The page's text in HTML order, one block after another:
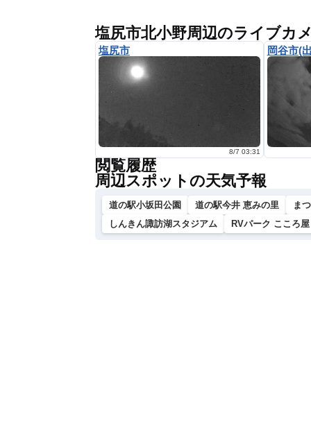
塩尻市北小野周辺のライブカ
塩尻市
8/7 03:31
岡谷市(
閲覧履歴
周辺スポットの天気予報
道の駅小坂田公園 道の駅今井 恵みの里
ま
しんきん諏訪湖スタジアム
RVパーク こころ屋